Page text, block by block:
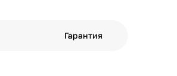
Гарантия